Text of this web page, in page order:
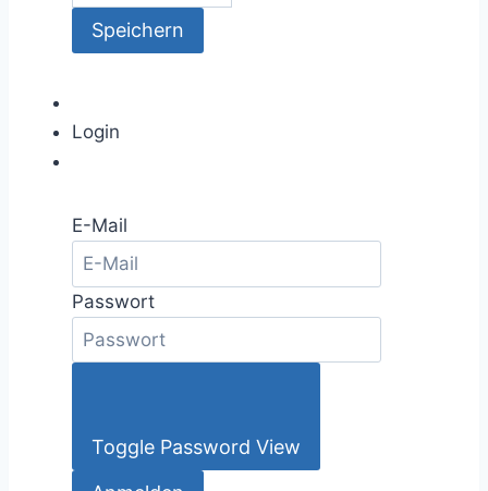
Login
E-Mail
Passwort
Toggle Password View